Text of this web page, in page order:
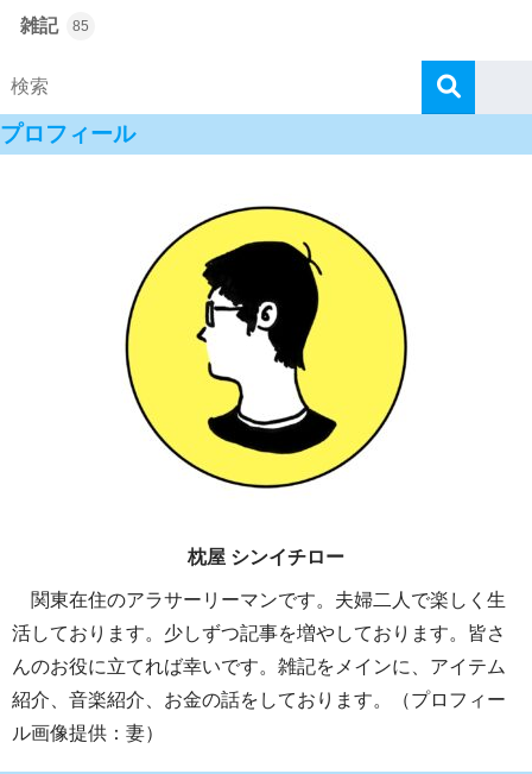
雑記 85
プロフィール
枕屋 シンイチロー
関東在住のアラサーリーマンです。夫婦二人で楽しく生
活しております。少しずつ記事を増やしております。皆さ
んのお役に立てれば幸いです。雑記をメインに、アイテム
紹介、音楽紹介、お金の話をしております。（プロフィー
ル画像提供：妻）